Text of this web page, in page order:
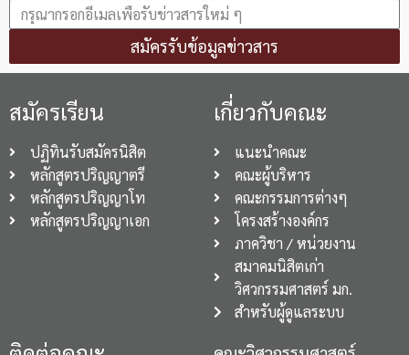
สมัครรับข้อมูลข่าวสาร
สมัครเรียน
ปฏิทินรับสมัครนิสิต
หลักสูตรปริญญาตรี
หลักสูตรปริญญาโท
หลักสูตรปริญญาเอก
เกี่ยวกับคณะ
แนะนำคณะ
คณะผู้บริหาร
คณะกรรมการต่างๆ
โครงสร้างองค์กร
ภาควิชา / หน่วยงาน
สมาคมนิสิตเก่า
วิศวกรรมศาสตร์ มก.
สำหรับผู้ดูแลระบบ